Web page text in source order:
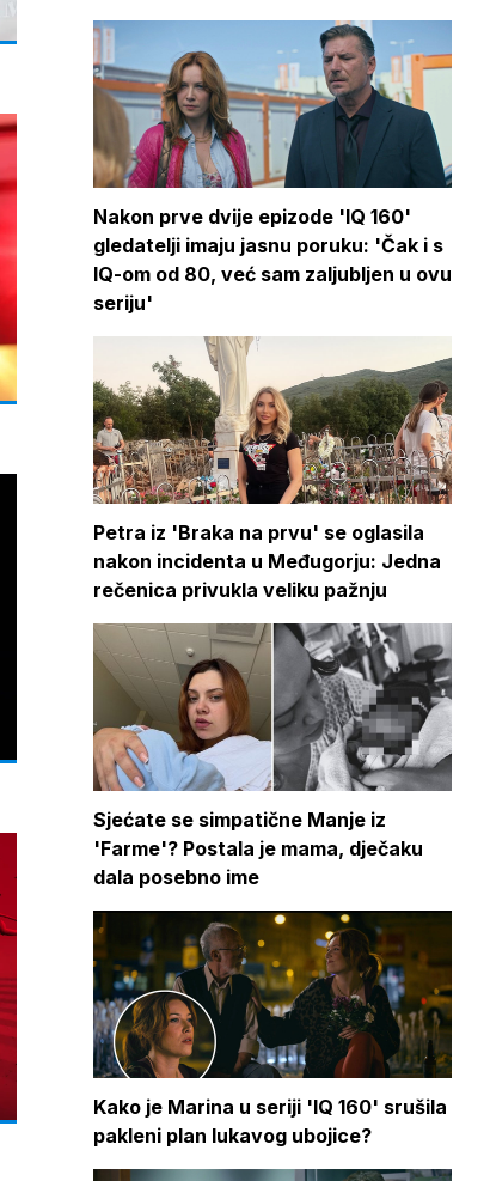
Nakon prve dvije epizode 'IQ 160'
gledatelji imaju jasnu poruku: 'Čak i s
IQ-om od 80, već sam zaljubljen u ovu
seriju'
Petra iz 'Braka na prvu' se oglasila
nakon incidenta u Međugorju: Jedna
rečenica privukla veliku pažnju
Sjećate se simpatične Manje iz
'Farme'? Postala je mama, dječaku
dala posebno ime
Kako je Marina u seriji 'IQ 160' srušila
pakleni plan lukavog ubojice?